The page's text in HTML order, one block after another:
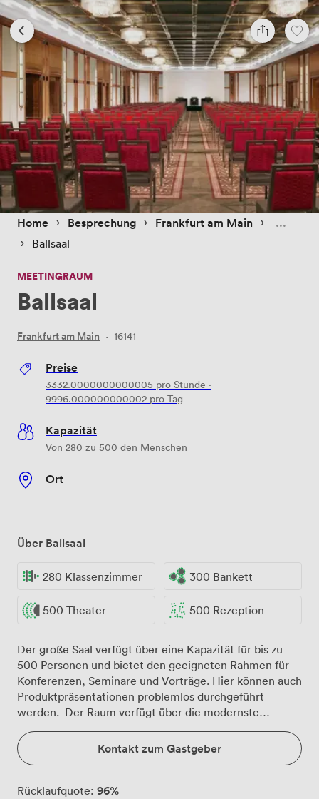
Home › Besprechung › Frankfurt am Main ›
› Ballsaal
MEETINGRAUM
Ballsaal
Frankfurt am Main · 16141
Preise
3332.0000000000005 pro Stunde ·
9996.000000000002 pro Tag
Kapazität
Von 280 zu 500 den Menschen
Ort
Über Ballsaal
280 Klassenzimmer 300 Bankett
500 Theater 500 Rezeption
Der große Saal verfügt über eine Kapazität für bis zu
500 Personen und bietet den geeigneten Rahmen für
Konferenzen, Seminare und Vorträge. Hier können auch
Produktpräsentationen problemlos durchgeführt
werden. Der Raum verfügt über die modernste
Kontakt zum Gastgeber
Rücklaufquote: 96%